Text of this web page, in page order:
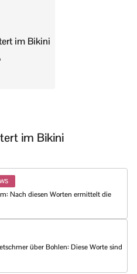
im Bikini
im Bikini
Nach diesen Worten ermittelt die
über Bohlen: Diese Worte sind